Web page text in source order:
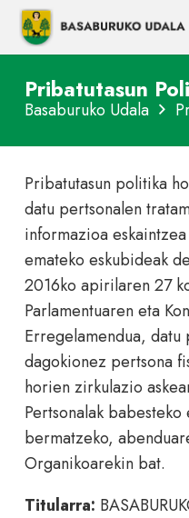
Pribatutasun
Basaburuko Udala
Pribatutasun politika
datu pertsonalen
informazioa
emateko eskubideak
2016ko apirilaren 27
Parlamentuaren eta
Erregelamendua,
dagokionez pertsona
horien zirkulazio
Pertsonalak
bermatzeko,
Organikoarekin bat.
Titularra: